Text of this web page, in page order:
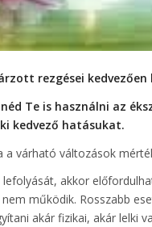
rezgései
Te is használni az
kedvező hatásukat.
a várható változások
akkor
működik. Rosszabb
akár fizikai, akár lelki